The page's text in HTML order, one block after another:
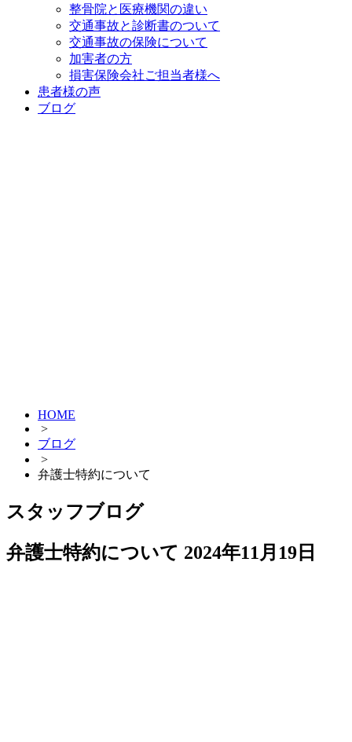
整骨院と医療機関の違い
交通事故と診断書のついて
交通事故の保険について
加害者の方
損害保険会社ご担当者様へ
患者様の声
ブログ
HOME
>
ブログ
>
弁護士特約について
スタッフブログ
弁護士特約について 2024年11月19日